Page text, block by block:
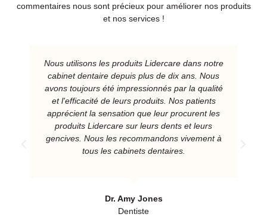
commentaires nous sont précieux pour améliorer nos produits
et nos services !
Nous utilisons les produits Lidercare dans notre
cabinet dentaire depuis plus de dix ans. Nous
avons toujours été impressionnés par la qualité
et l'efficacité de leurs produits. Nos patients
apprécient la sensation que leur procurent les
produits Lidercare sur leurs dents et leurs
gencives. Nous les recommandons vivement à
tous les cabinets dentaires.
Dr. Amy Jones
Dentiste